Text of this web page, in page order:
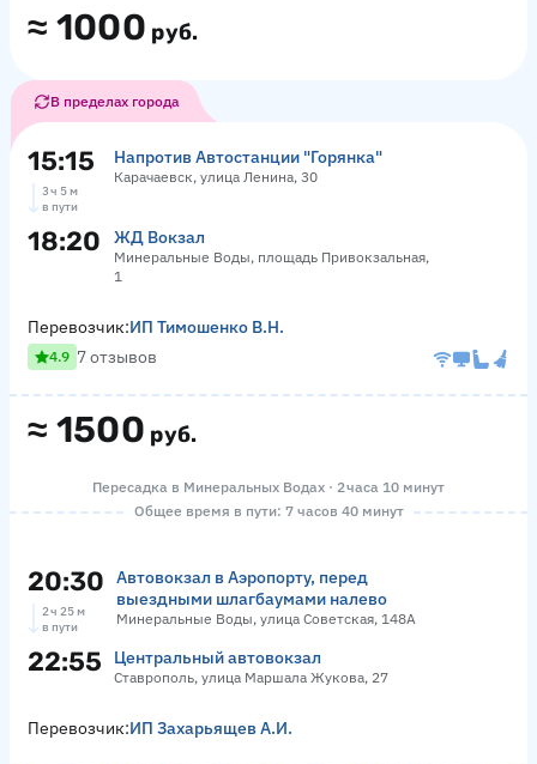
≈ 1000 руб.
В пределах города
15:15 Напротив Автостанции "Горянка"
Карачаевск, улица Ленина, 30
3 ч 5 м
в пути
18:20 ЖД Вокзал
Минеральные Воды, площадь Привокзальная,
1
≈ 1500 руб.
Перевозчик:ИП Тимошенко В.Н.
4.9 7 отзывов
Пересадка в Минеральных Водах · 2 часа 10 минут
Общее время в пути: 7 часов 40 минут
20:30
Автовокзал в Аэропорту, перед
выездными шлагбаумами налево
Минеральные Воды, улица Советская, 148А
2 ч 25 м
в пути
22:55 Центральный автовокзал
Ставрополь, улица Маршала Жукова, 27
Перевозчик:ИП Захарьящев А.И.